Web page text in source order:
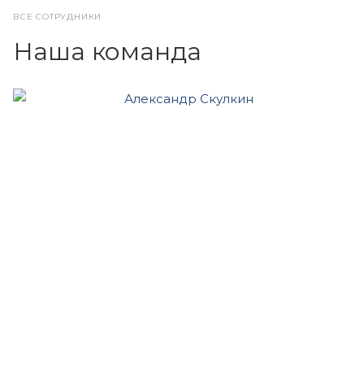
ВСЕ СОТРУДНИКИ
Наша команда